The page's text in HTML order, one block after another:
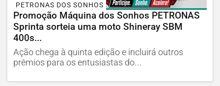
PETRONAS DOS SONHOS
Promoção Máquina dos Sonhos PETRONAS
Sprinta sorteia uma moto Shineray SBM
400s...
Ação chega à quinta edição e incluirá outros
prêmios para os entusiastas do...